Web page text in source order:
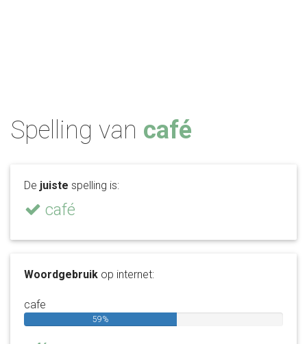
Spelling van café
De juiste spelling is:
café
Woordgebruik op internet:
cafe
59%